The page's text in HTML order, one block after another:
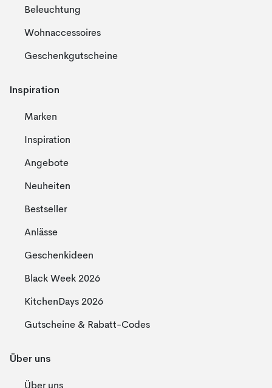
Beleuchtung
Wohnaccessoires
Geschenkgutscheine
Inspiration
Marken
Inspiration
Angebote
Neuheiten
Bestseller
Anlässe
Geschenkideen
Black Week 2026
KitchenDays 2026
Gutscheine & Rabatt-Codes
Über uns